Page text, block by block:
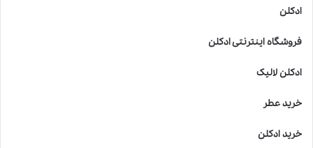
ادکلن
فروشگاه اینترنتی ادکلن
ادکلن لالیک
خرید عطر
خرید ادکلن